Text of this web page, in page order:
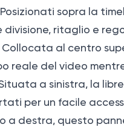
Posizionati sopra la
divisione, ritaglio e
Collocata al centro
reale del video
a sinistra, la
per un facile
a destra, questo